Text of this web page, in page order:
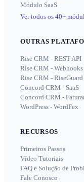
Módulo SaaS
Ver todos os 40+
OUTRAS
Rise CRM - REST API
Rise CRM - Webhooks
Rise CRM - RiseGuard
Concord CRM - SaaS
Concord CRM -
WordPress - WordFex
RECURSOS
Primeiros Passos
Vídeo Tutoriais
FAQ e Solução de
Fale Conosco